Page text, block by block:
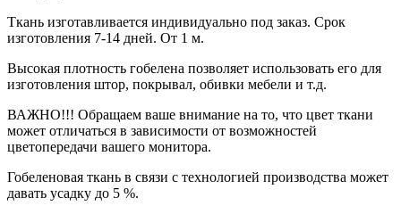
Ткань изготавливается индивидуально под заказ. Срок
изготовления 7-14 дней. От 1 м.
Высокая плотность гобелена позволяет использовать его для
изготовления штор, покрывал, обивки мебели и т.д.
ВАЖНО!!! Обращаем ваше внимание на то, что цвет ткани
может отличаться в зависимости от возможностей
цветопередачи вашего монитора.
Гобеленовая ткань в связи с технологией производства может
давать усадку до 5 %.